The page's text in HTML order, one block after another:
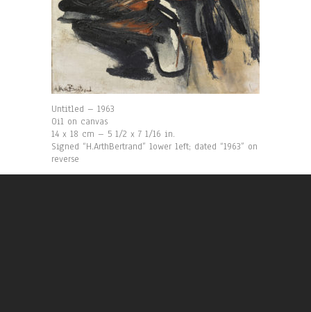
Untitled – 1963
Oil on canvas
14 x 18 cm – 5 1/2 x 7 1/16 in.
Signed “H.ArthBertrand” lower left; dated “1963” on
reverse